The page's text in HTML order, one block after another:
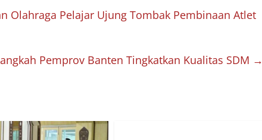
Olahraga Pelajar Ujung Tombak Pembinaan Atlet
Pemprov Banten Tingkatkan Kualitas SDM →